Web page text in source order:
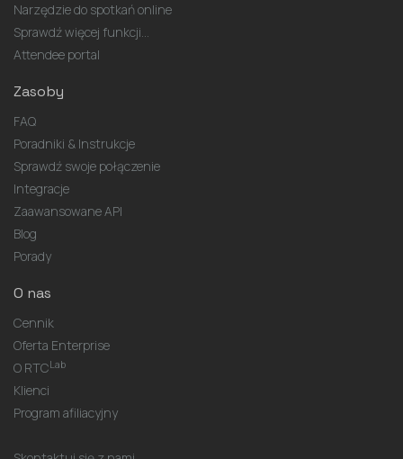
Narzędzie do spotkań online
Sprawdź więcej funkcji...
Attendee portal
Zasoby
FAQ
Poradniki & Instrukcje
Sprawdź swoje połączenie
Integracje
Zaawansowane API
Blog
Porady
O nas
Cennik
Oferta Enterprise
O RTCLab
Klienci
Program afiliacyjny